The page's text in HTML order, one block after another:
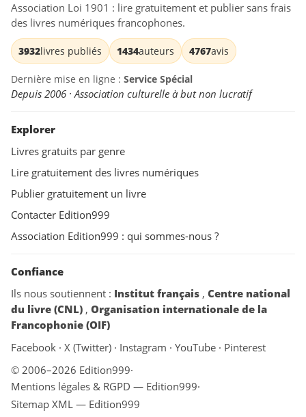
Association Loi 1901 : lire gratuitement et publier sans frais
des livres numériques francophones.
3932livres publiés 1434auteurs 4767avis
Dernière mise en ligne : Service Spécial
Depuis 2006 · Association culturelle à but non lucratif
Explorer
Livres gratuits par genre
Lire gratuitement des livres numériques
Publier gratuitement un livre
Contacter Edition999
Association Edition999 : qui sommes-nous ?
Confiance
Ils nous soutiennent : Institut français , Centre national
du livre (CNL) , Organisation internationale de la
Francophonie (OIF)
Facebook · X (Twitter) · Instagram · YouTube · Pinterest
© 2006–2026 Edition999·
Mentions légales & RGPD — Edition999·
Sitemap XML — Edition999